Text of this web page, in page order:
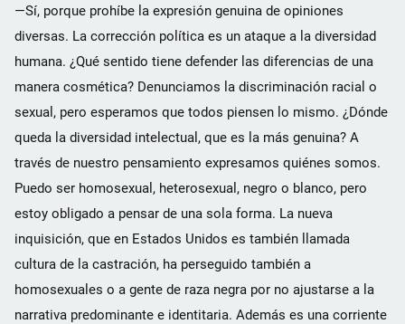
—Sí, porque prohíbe la expresión genuina de opiniones
diversas. La corrección política es un ataque a la diversidad
humana. ¿Qué sentido tiene defender las diferencias de una
manera cosmética? Denunciamos la discriminación racial o
sexual, pero esperamos que todos piensen lo mismo. ¿Dónde
queda la diversidad intelectual, que es la más genuina? A
través de nuestro pensamiento expresamos quiénes somos.
Puedo ser homosexual, heterosexual, negro o blanco, pero
estoy obligado a pensar de una sola forma. La nueva
inquisición, que en Estados Unidos es también llamada
cultura de la castración, ha perseguido también a
homosexuales o a gente de raza negra por no ajustarse a la
narrativa predominante e identitaria. Además es una corriente